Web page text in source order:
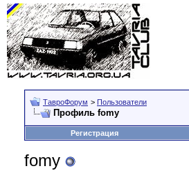
ТавроФорум > Пользователи
Профиль fomy
Регистрация
fomy